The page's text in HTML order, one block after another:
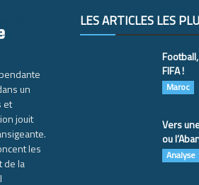
un
et
jouit
les
de la
LES ARTICLES LES
FIFA !
Maroc
Vers
ou
Analyse